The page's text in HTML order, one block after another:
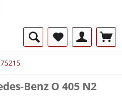
Benz O 405 N2